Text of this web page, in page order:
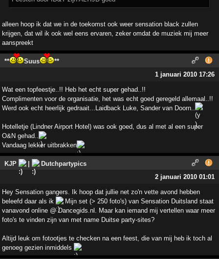
alleen hoop ik dat we in de toekomst ook weer sensation black zullen
krijgen, dat wil ik ook wel eens ervaren, zeker omdat de muziek mij meer
aanspreekt
** Suus
**
1 januari 2010 17:26
Wat een topfeestje..!! Heb het echt super gehad..!!
Complimenten voor de organisatie, het was echt goed geregeld allemaal..!!
Werd ook echt heerlijk gedraait...Laidback Luke, Sander van Doorn..
!
Hotelletje (Lindner Airport Hotel) was ook goed, dus al met al een super
O&N gehad..
Vandaag lekker uitbrakken
KJP |
Dutchpartypics
2 januari 2010 01:01
Hey Sensation gangers. Ik hoop dat jullie net zo'n vette avond hebben
beleefd daar als ik
Mijn set (> 250 foto's) van Sensation Duitsland staat
vanavond online @ Dancegids.nl. Maar kan iemand mij vertellen waar meer
foto's te vinden zijn van met name Duitse party-sites?
Altijd leuk om fotootjes te checken na een feest, die van mij heb ik toch al
genoeg gezien inmiddels